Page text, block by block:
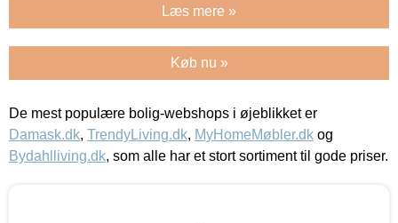
Læs mere »
Køb nu »
De mest populære bolig-webshops i øjeblikket er
Damask.dk, TrendyLiving.dk, MyHomeMøbler.dk og
Bydahlliving.dk, som alle har et stort sortiment til gode priser.